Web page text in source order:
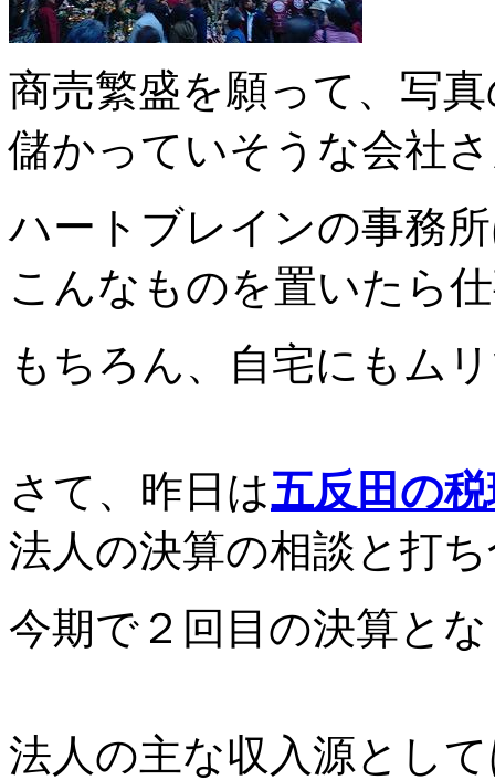
商売繁盛を願って、写
儲かっていそうな会社
ハートブレインの事務
こんなものを置いたら
もちろん、自宅にもム
さて、昨日は五反田の
法人の決算の相談と打
今期で２回目の決算と
法人の主な収入源とし